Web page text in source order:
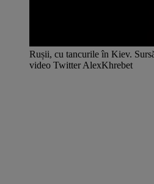
Rușii, cu tancurile în Kiev.
video Twitter AlexKhrebet